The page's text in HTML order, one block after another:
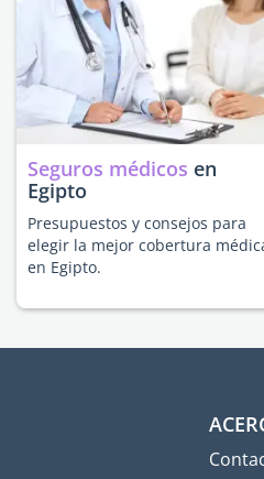
Seguros médicos en
Egipto
Presupuestos y consejos para
elegir la mejor cobertura
en Egipto.